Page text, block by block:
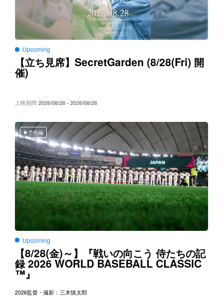
Upcoming
【立ち見席】 SecretGarden (8/28(Fri) 開
催)
上映期間 2026/08/28 - 2026/08/28
予告編
Upcoming
【8/28(金)～】『戦いの向こう 侍たちの記
録2026 WORLD BASEBALL CLASSIC
™』
2026監督・撮影：三木慎太郎